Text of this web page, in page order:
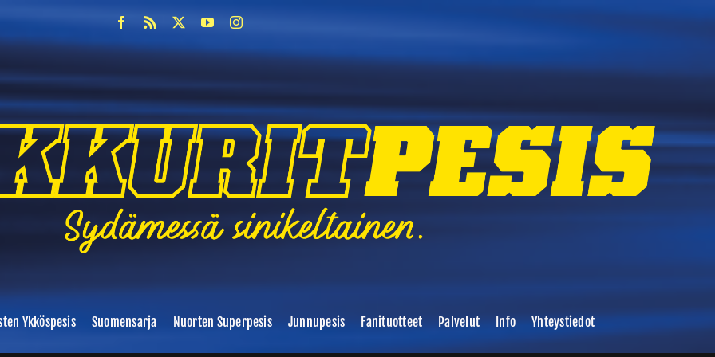
Ykköspesis Suomensarja Nuorten Superpesis Junnupesis Fanituotteet Palvelut Info Yhteystiedot